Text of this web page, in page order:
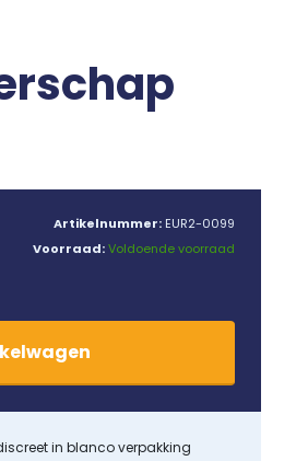
Artikelnummer: EUR2-0099
Voorraad:Voldoende voorraad
in blanco verpakking